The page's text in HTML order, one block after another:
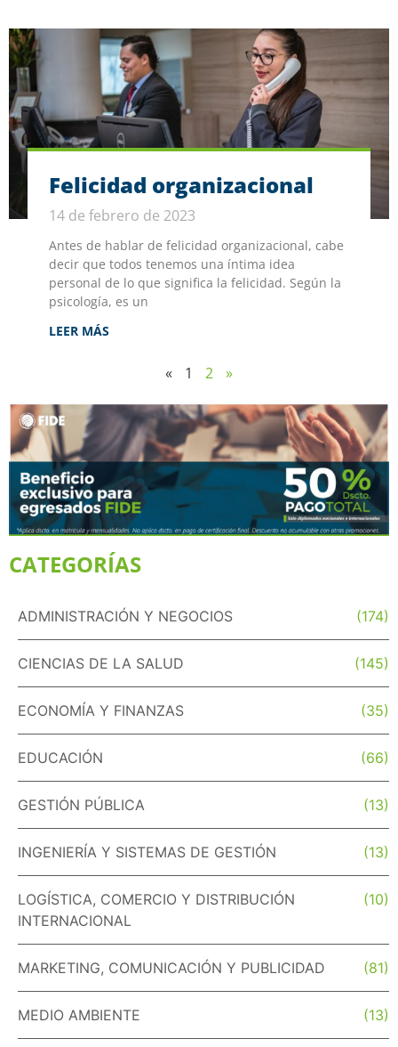
Felicidad organizacional
14 de febrero de 2023
Antes de hablar de felicidad organizacional, cabe
decir que todos tenemos una íntima idea
personal de lo que significa la felicidad. Según la
psicología, es un
LEER MÁS
« 1 2 »
CATEGORÍAS
ADMINISTRACIÓN Y NEGOCIOS (174)
CIENCIAS DE LA SALUD (145)
ECONOMÍA Y FINANZAS (35)
EDUCACIÓN (66)
GESTIÓN PÚBLICA (13)
INGENIERÍA Y SISTEMAS DE GESTIÓN (13)
LOGÍSTICA, COMERCIO Y DISTRIBUCIÓN
INTERNACIONAL
(10)
MARKETING, COMUNICACIÓN Y PUBLICIDAD (81)
MEDIO AMBIENTE (13)